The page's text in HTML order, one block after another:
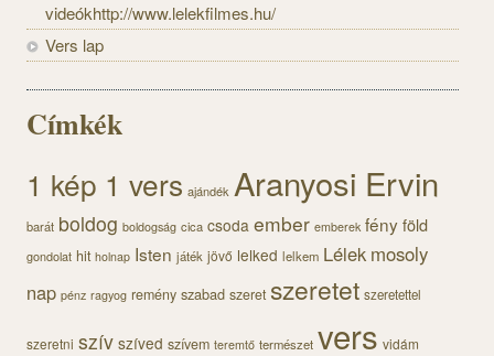
videókhttp://www.lelekfilmes.hu/
Vers lap
Címkék
1 kép 1 vers ajándék Aranyosi Ervin
barát boldog boldogság cica csoda ember emberek fényföld
gondolat hit holnap Isten játék jövő lelked lelkem Lélek mosoly
nap pénz ragyog remény szabad szeret szeretet szeretettel
szeretni szív szíved szívem teremtő természet vers vidám